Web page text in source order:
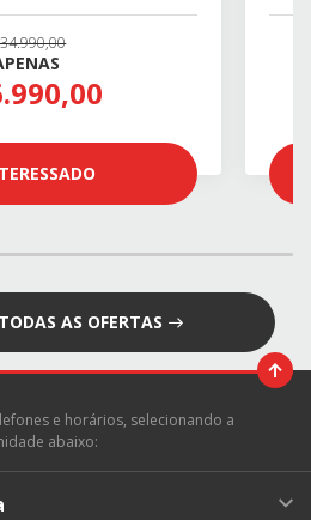
AS OFERTAS
e horários, selecionando a
abaixo: